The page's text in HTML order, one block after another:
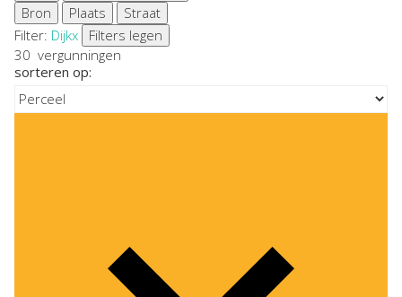
Bron
Plaats
Straat
Filter: Dijkx
Filters legen
30 vergunningen
sorteren op: